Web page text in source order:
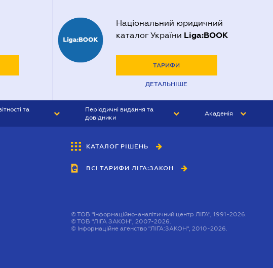
Національний юридичний
каталог України Liga:BOOK
ТАРИФИ
ДЕТАЛЬНІШЕ
та
Періодичні видання та
довідники
БУХГАЛТЕР&ЗАКОН
ВІСНИК МСФЗ
Академія
КАТАЛОГ РІШЕНЬ
ВСІ ТАРИФИ ЛІГА:ЗАКОН
©ТОВ "інформаційно-аналітичний центр ЛІГА", 1991-2026.
©ТОВ "ЛІГА ЗАКОН", 2007-2026.
© Інформаційне агенство "ЛІГА:ЗАКОН", 2010-2026.